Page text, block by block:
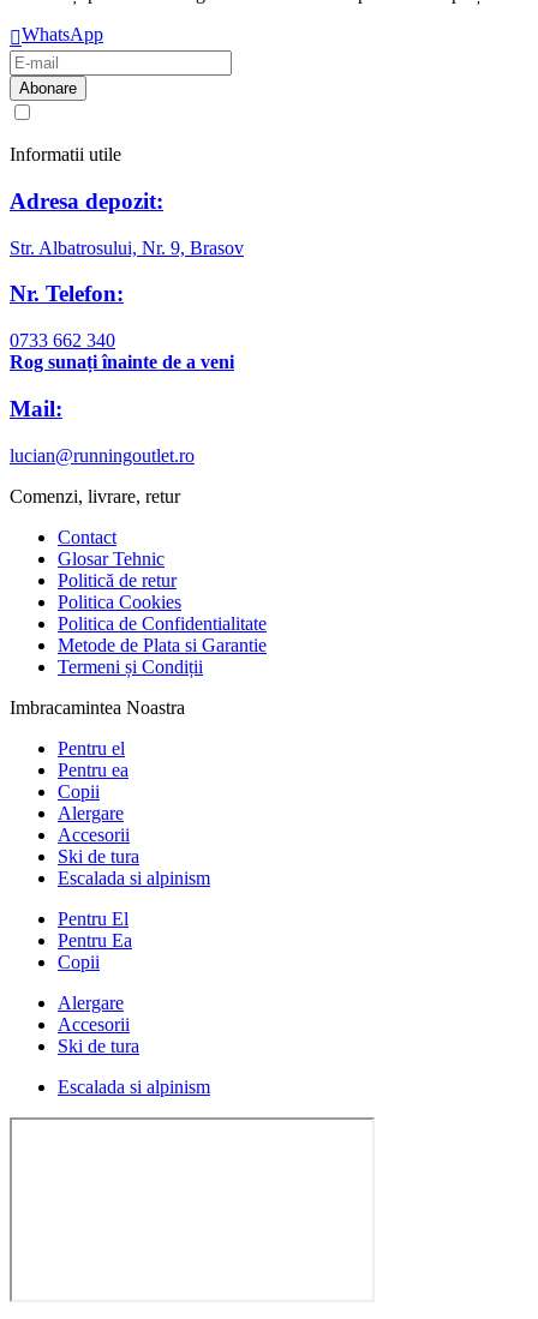
WhatsApp
Informatii utile
Adresa depozit:
Str. Albatrosului, Nr. 9, Brasov
Nr. Telefon:
0733 662 340
Rog sunați înainte de a veni
Mail:
lucian@runningoutlet.ro
Comenzi, livrare, retur
Contact
Glosar Tehnic
Politică de retur
Politica Cookies
Politica de Confidentialitate
Metode de Plata si Garantie
Termeni și Condiții
Imbracamintea Noastra
Pentru el
Pentru ea
Copii
Alergare
Accesorii
Ski de tura
Escalada si alpinism
Pentru El
Pentru Ea
Copii
Alergare
Accesorii
Ski de tura
Escalada si alpinism